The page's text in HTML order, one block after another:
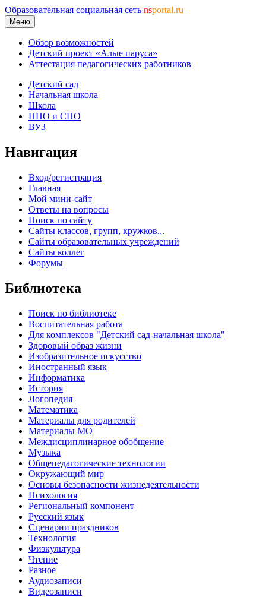
Образовательная социальная сеть nsportal.ru
Меню
Обзор возможностей
Детский проект «Алые паруса»
Аттестация педагогических работников
Детский сад
Начальная школа
Школа
НПО и СПО
ВУЗ
Навигация
Вход/регистрация
Главная
Мой мини-сайт
Ответы на вопросы
Поиск по сайту
Сайты классов, групп, кружков...
Сайты образовательных учреждений
Сайты коллег
Форумы
Библиотека
Поиск по библиотеке
Воспитательная работа
Для комплексов "Детский сад-начальная школа"
Здоровый образ жизни
Изобразительное искусство
Иностранный язык
Информатика
История
Логопедия
Математика
Материалы для родителей
Материалы МО
Междисциплинарное обобщение
Музыка
Общепедагогические технологии
Окружающий мир
Основы безопасности жизнедеятельности
Психология
Региональный компонент
Русский язык
Сценарии праздников
Технология
Физкультура
Чтение
Разное
Аудиозаписи
Видеозаписи